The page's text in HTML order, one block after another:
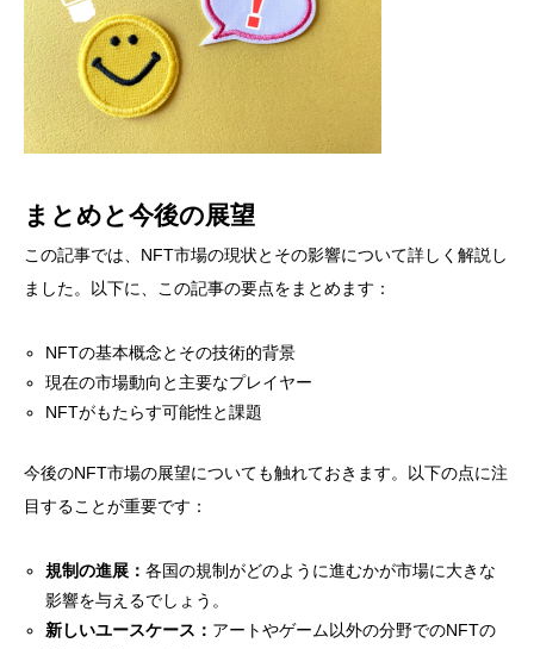
まとめと今後の展望
この記事では、NFT市場の現状とその影響について詳しく解説し
ました。以下に、この記事の要点をまとめます：
NFTの基本概念とその技術的背景
現在の市場動向と主要なプレイヤー
NFTがもたらす可能性と課題
今後のNFT市場の展望についても触れておきます。以下の点に注
目することが重要です：
規制の進展：各国の規制がどのように進むかが市場に大きな
影響を与えるでしょう。
新しいユースケース： アートやゲーム以外の分野でのNFTの